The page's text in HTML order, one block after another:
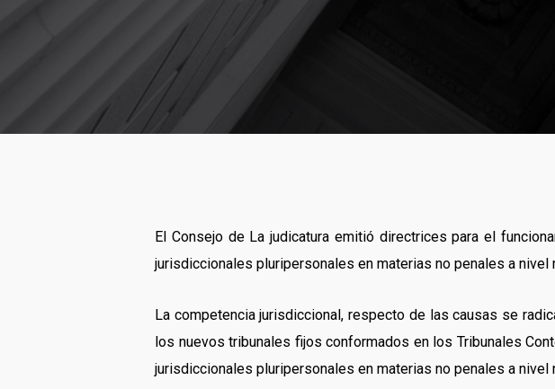
El Consejo de La judicatura emitió directrices para el
jurisdiccionales pluripersonales en materias no penales a nivel
La competencia jurisdiccional, respecto de las causas se
los nuevos tribunales fijos conformados en los Tribunales
jurisdiccionales pluripersonales en materias no penales a nivel